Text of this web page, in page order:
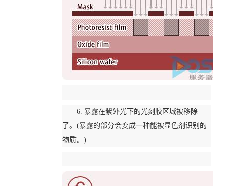
6. 暴露在紫外光下的光刻胶区域被移除
了。(暴露的部分会变成一种能被显色剂识别的
物质。)